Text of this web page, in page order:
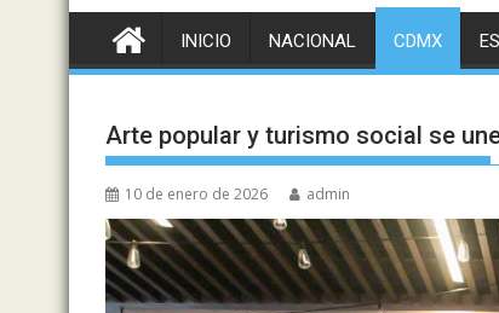
INICIO NACIONAL CDMX
Arte popular y turismo social se
10 de enero de 2026 admin